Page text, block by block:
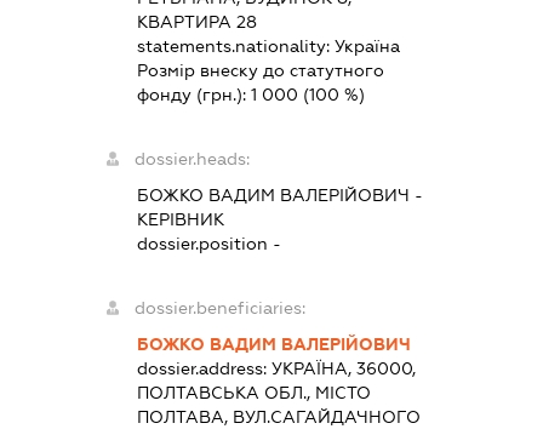
КВАРТИРА 28
statements.nationality:Україна
Розмір внеску до статутного
фонду (грн.):1 000 (100 %)
dossier.heads:
БОЖКО ВАДИМ ВАЛЕРІЙОВИЧ -
КЕРІВНИК
dossier.position -
dossier.beneficiaries:
БОЖКО ВАДИМ ВАЛЕРІЙОВИЧ
dossier.address:УКРАЇНА, 36000,
ПОЛТАВСЬКА ОБЛ., МІСТО
ПОЛТАВА, ВУЛ.САГАЙДАЧНОГО